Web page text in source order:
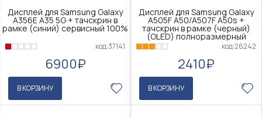
Дисплей для Samsung Galaxy
A356E A35 5G + тачскрин в
рамке (синий) сервисный 100%
код:37141
6900₽
В КОРЗИНУ
Дисплей для Samsung Galaxy
A505F A50/A507F A50s +
тачскрин в рамке (черный)
(OLED) полноразмерный
код:26242
2410₽
В КОРЗИНУ